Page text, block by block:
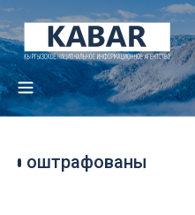
оштрафованы